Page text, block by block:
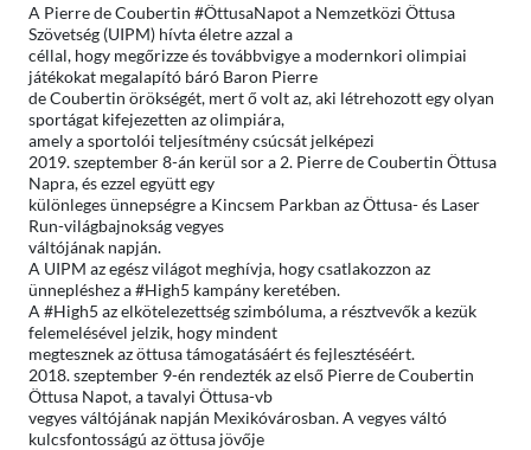
A Pierre de Coubertin #ÖttusaNapot a Nemzetközi Öttusa
Szövetség (UIPM) hívta életre azzal a
céllal, hogy megőrizze és továbbvigye a modernkori olimpiai
játékokat megalapító báró Baron Pierre
de Coubertin örökségét, mert ő volt az, aki létrehozott egy olyan
sportágat kifejezetten az olimpiára,
amely a sportolói teljesítmény csúcsát jelképezi
2019. szeptember 8-án kerül sor a 2. Pierre de Coubertin Öttusa
Napra, és ezzel együtt egy
különleges ünnepségre a Kincsem Parkban az Öttusa- és Laser
Run-világbajnokság vegyes
váltójának napján.
A UIPM az egész világot meghívja, hogy csatlakozzon az
ünnepléshez a #High5 kampány keretében.
A #High5 az elkötelezettség szimbóluma, a résztvevők a kezük
felemelésével jelzik, hogy mindent
megtesznek az öttusa támogatásáért és fejlesztéséért.
2018. szeptember 9-én rendezték az első Pierre de Coubertin
Öttusa Napot, a tavalyi Öttusa-vb
vegyes váltójának napján Mexikóvárosban. A vegyes váltó
kulcsfontosságú az öttusa jövője